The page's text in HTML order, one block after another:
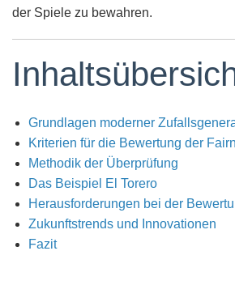
der Spiele zu bewahren.
Grundlagen moderner
Kriterien für die Bewertung der
Methodik der Überprüfung
Das Beispiel El Torero
Herausforderungen bei der
Zukunftstrends und Innovationen
Fazit